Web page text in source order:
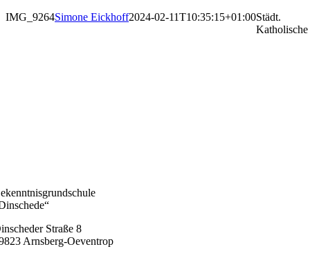
IMG_9264Simone Eickhoff2024-02-11T10:35:15+01:00Städt.
Katholische
Straße 8
Arnsberg-Oeventrop